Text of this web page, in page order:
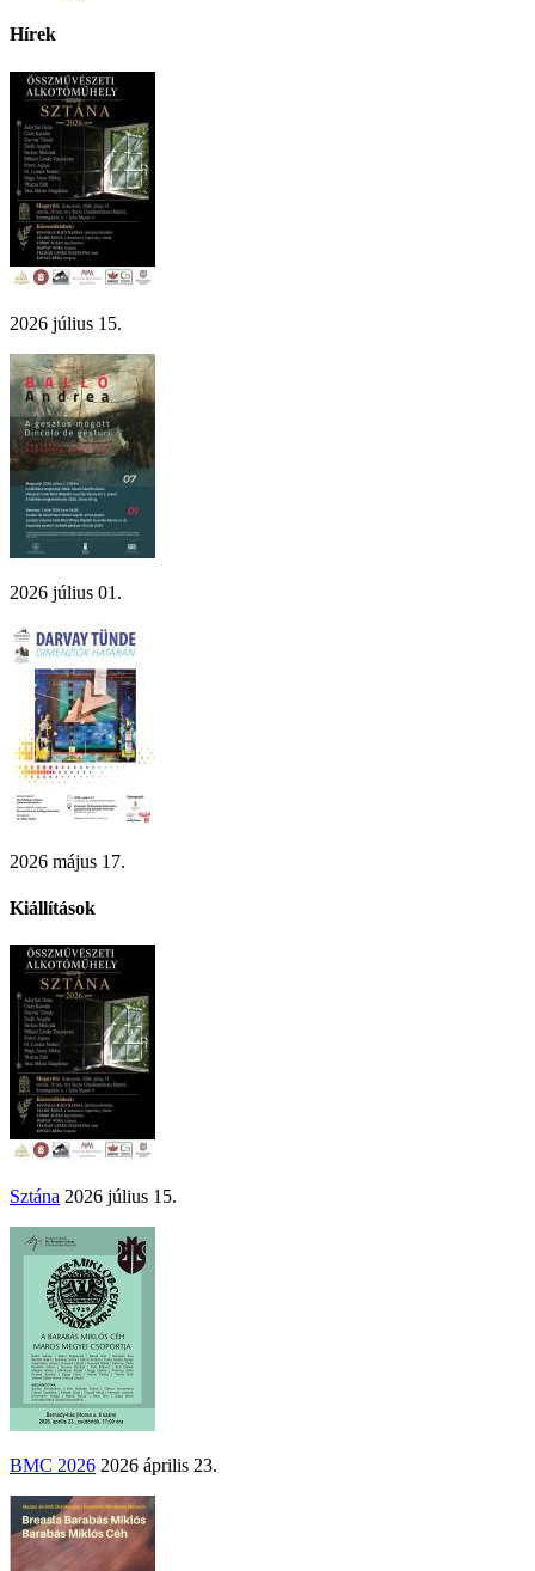
Hírek
2026 július 15.
2026 július 01.
2026 május 17.
Kiállítások
Sztána 2026 július 15.
BMC 2026 2026 április 23.